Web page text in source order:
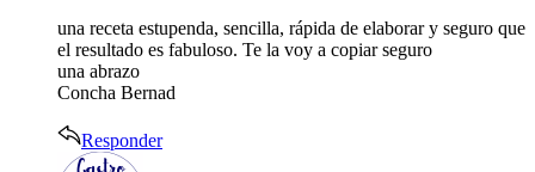
una receta estupenda, sencilla, rápida de elaborar y seguro que
el resultado es fabuloso. Te la voy a copiar seguro
una abrazo
Concha Bernad
Responder